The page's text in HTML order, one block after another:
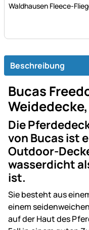
Waldhausen Fleece-
Beschreibung
Bucas
Die
von Bucas ist
Outdoor-
wasserdicht
ist.
Sie besteht aus
einem
auf der Haut des